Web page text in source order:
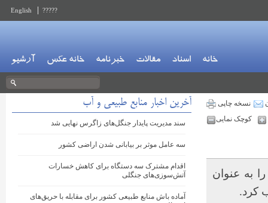
?????
English
خانه اسناد مقالات خبرنامه خانه عکس آرشیو
نسخه چاپی
کوچک نمایی
به عنوان
کرد.
آخرین اخبار منابع طبیعی و آب
سند مدیریت پایدار جنگل‌های زاگرس نهایی شد
سه عامل موثر بر بیابانی شدن اراضی کشور
اقدام مشترک سه دستگاه برای کاهش خسارات
آتش‌سوزی‌های جنگلی
آماده باش منابع طبیعی کشور برای مقابله با حریق‌های